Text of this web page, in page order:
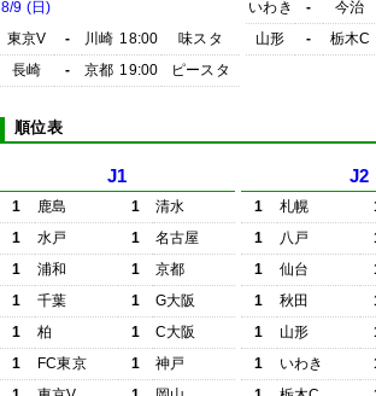
8/9 (日)
東京V
- 川崎 18:00
味スタ
長崎
- 京都 19:00 ピースタ
いわき
-
今治
山形
- 栃木C
順位表
J1
1 鹿島 1
清水
1
水戸 1
名古屋
1
浦和 1
京都
1
千葉 1
G大阪
1
柏 1
C大阪
1
FC東京 1
神戸
J2
1 札幌
1
八戸
1
仙台
1
秋田
1
山形
1
いわき